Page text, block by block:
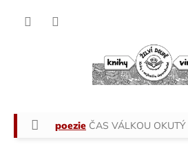
Domů
poezie ČAS VÁLKOU OKUTÝ